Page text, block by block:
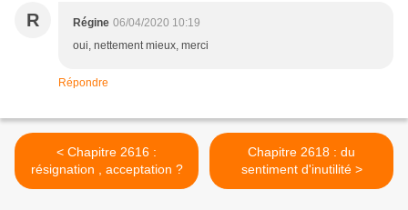
R Régine 06/04/2020 10:19
oui, nettement mieux, merci
Répondre
< Chapitre 2616 :
résignation , acceptation ?
Chapitre 2618 : du
sentiment d'inutilité >